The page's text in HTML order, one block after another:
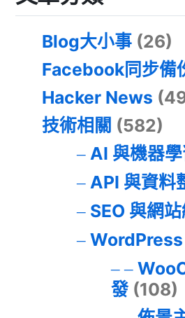
Blog大小事 (26)
Facebook同步備
Hacker News
技術相關 (582)
AI 與機器
API 與資料
SEO 與網
WordPress
發(108)